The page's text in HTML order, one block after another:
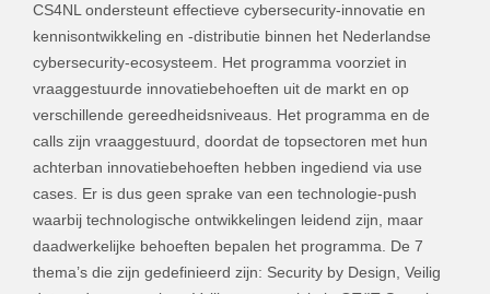
CS4NL ondersteunt effectieve cybersecurity-innovatie en
kennisontwikkeling en -distributie binnen het Nederlandse
cybersecurity-ecosysteem. Het programma voorziet in
vraaggestuurde innovatiebehoeften uit de markt en op
verschillende gereedheidsniveaus. Het programma en de
calls zijn vraaggestuurd, doordat de topsectoren met hun
achterban innovatiebehoeften hebben ingediend via use
cases. Er is dus geen sprake van een technologie-push
waarbij technologische ontwikkelingen leidend zijn, maar
daadwerkelijke behoeften bepalen het programma. De 7
thema’s die zijn gedefinieerd zijn: Security by Design, Veilig